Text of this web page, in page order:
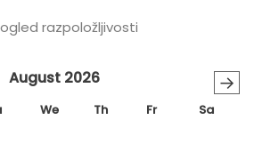
razpoložljivosti
→
August 2026
We Th Fr Sa